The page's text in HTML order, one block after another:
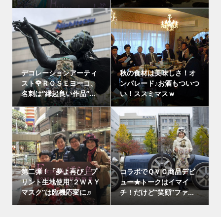
デコレーションアーティ
スト🌹ＲＯＳＥヨーコ、
名刺は”縁起良い作品”...
秋の食材は美味しさ！オ
ンパレード♪お酒もついつ
い！ススミマスｗ
第二弾！「夢よ再び」プ
リント生地使用”２ＷＡＹ
マスク”は臨機応変に♬
コラボでＱＶＣ商品デビ
ュー★トークはイマイ
チ！だけど”笑顔”ファ...